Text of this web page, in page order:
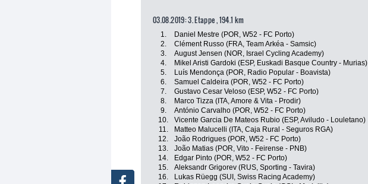
03.08.2019: 3. Etappe , 194.1 km
1. Daniel Mestre (POR, W52 - FC Porto)
2.
Clément Russo (FRA, Team Arkéa - Samsic)
3.
August Jensen (NOR, Israel Cycling Academy)
4.
Mikel Aristi Gardoki (ESP, Euskadi Basque Country - Murias)
5.
Luís Mendonça (POR, Radio Popular - Boavista)
6.
Samuel Caldeira (POR, W52 - FC Porto)
7.
Gustavo Cesar Veloso (ESP, W52 - FC Porto)
8.
Marco Tizza (ITA, Amore & Vita - Prodir)
9.
António Carvalho (POR, W52 - FC Porto)
10.
Vicente Garcia De Mateos Rubio (ESP, Aviludo - Louletano)
11.
Matteo Malucelli (ITA, Caja Rural - Seguros RGA)
12.
João Rodrigues (POR, W52 - FC Porto)
13.
João Matias (POR, Vito - Feirense - PNB)
14.
Edgar Pinto (POR, W52 - FC Porto)
15.
Aleksandr Grigorev (RUS, Sporting - Tavira)
16.
Lukas Rüegg (SUI, Swiss Racing Academy)
Facebook